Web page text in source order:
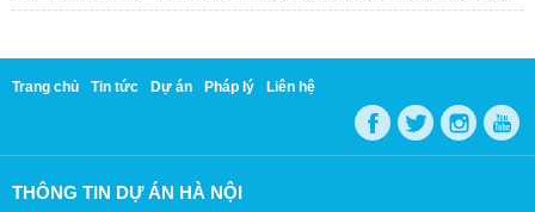
Trang chủ Tin tức Dự án Pháp lý Liên hệ
THÔNG TIN DỰ ÁN HÀ NỘI